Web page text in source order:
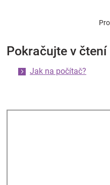
Pro
Pokračujte v čtení
Jak na počítač?